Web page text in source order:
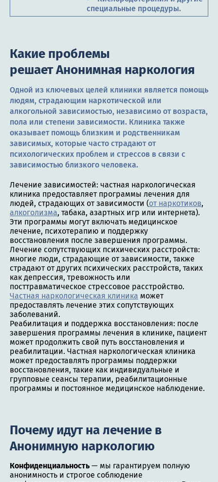
специальные процедуры.
Какие проблемы
решает Анонимная наркология
Одной из ключевых целей клиники является помощь
людям, страдающим наркотической или
алкогольной зависимостью, независимо от возраста,
пола или степени зависимости. Клиника также
оказывает помощь близким и родственникам
зависимых, которые часто страдают от
психологических проблем и стрессов в связи с
зависимостью близкого человека.
Лечение зависимостей: частная наркологическая
клиника предоставляет программы лечения для
людей, страдающих от зависимости (от наркотиков,
алкоголизма, табака, азартных игр или интернета).
Эти программы могут включать медицинское
лечение, психотерапию и поддержку
восстановления после завершения программы.
Лечение сопутствующих психических расстройств:
многие люди, страдающие от зависимости, также
страдают от других психических расстройств, таких
как депрессия, тревожность или
посттравматическое стрессовое расстройство.
Частная наркологическая клиника может
предоставлять лечение этих сопутствующих
заболеваний.
Реабилитация и поддержка восстановления: после
завершения программы лечения в клинике, пациент
может продолжить свой путь восстановления и
реабилитации. Частная наркологическая клиника
может предоставлять программы поддержки
восстановления, такие как индивидуальные и
групповые сеансы терапии, реабилитационные
программы и постоянное медицинское наблюдение.
Почему идут на лечение в
Анонимную наркологию
Конфиденциальность — мы гарантируем полную
анонимность и строгое соблюдение